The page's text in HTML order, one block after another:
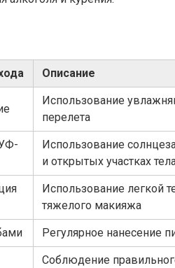
Описание
Использование
перелета
Использование
и открытых участках
Использование легкой
тяжелого макияжа
Регулярное нанесение
Соблюдение